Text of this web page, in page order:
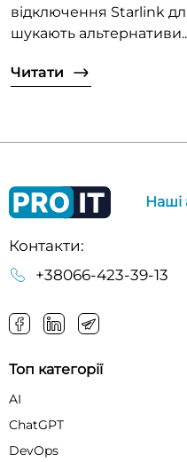
відключення Starlink
шукають
Читати
Контакти:
+38066-423-39-13
Наші
Топ категорії
AI
ChatGPT
DevOps